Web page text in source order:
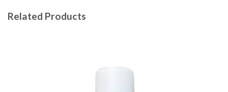
Related Products